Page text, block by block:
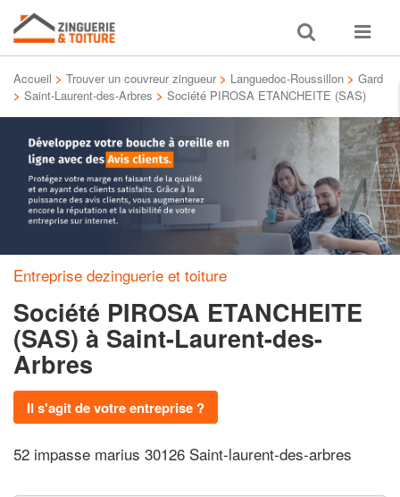
Toggle
search
Toggle
Accueil > Trouver un couvreur zingueur > Languedoc-Roussillon > Gard
> Saint-Laurent-des-Arbres > Société PIROSA ETANCHEITE (SAS)
Entreprise dezinguerie et toiture
Société PIROSA ETANCHEITE
(SAS) à Saint-Laurent-des-
Arbres
Il s'agit de votre entreprise ?
52 impasse marius 30126 Saint-laurent-des-arbres